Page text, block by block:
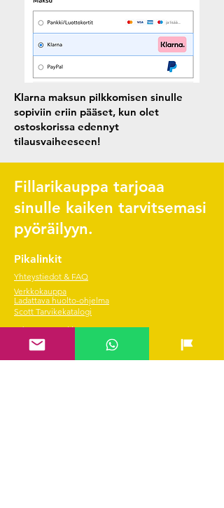
Klarna maksun pilkkomisen sinulle
sopiviin eriin pääset, kun olet
ostoskorissa edennyt
tilausvaiheeseen!
Fillarikauppa tarjoaa
sinulle kaiken tarvitsemasi
pyöräilyyn.
Pikalinkit
Yhteystiedot & FAQ
Verkkokauppa
Ladattava huolto-ohjelma
Scott Tarvikekatalogi
Edustetut merkit
Hae SVEA rahoitus